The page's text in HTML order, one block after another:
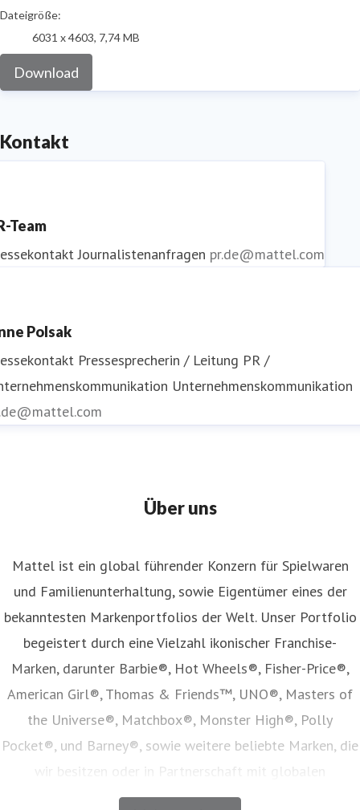
Dateigröße:
6031 x 4603, 7,74 MB
Download
Kontakt
Team
Journalistenanfragen pr.de@mattel.com
Polsak
Pressesprecherin / Leitung PR /
Unternehmenskommunikation
Über uns
Mattel ist ein global führender Konzern für Spielwaren
und Familienunterhaltung, sowie Eigentümer eines der
bekanntesten Markenportfolios der Welt. Unser Portfolio
begeistert durch eine Vielzahl ikonischer Franchise-
Marken, darunter Barbie®, Hot Wheels®, Fisher-Price®,
American Girl®, Thomas & Friends™, UNO®, Masters of
the Universe®, Matchbox®, Monster High®, Polly
Pocket®, und Barney®, sowie weitere beliebte Marken, die
wir besitzen oder in Partnerschaft mit globalen
Unterhaltungsunternehmen lizenzieren. Unser Angebot